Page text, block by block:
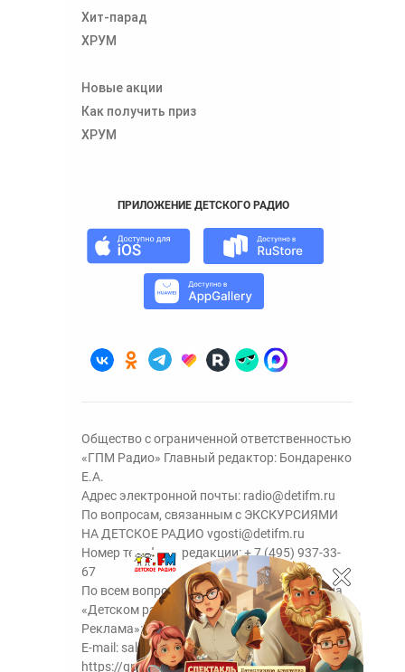
Хит-парад
ХРУМ
Новые акции
Как получить приз
ХРУМ
ПРИЛОЖЕНИЕ ДЕТСКОГО РАДИО
Общество с ограниченной ответственностью
«ГПМ Радио» Главный редактор: Бондаренко
Е.А.
Адрес электронной почты: radio@detifm.ru
По вопросам, связанным с ЭКСКУРСИЯМИ
НА ДЕТСКОЕ РАДИО vgosti@detifm.ru
Номер телефона редакции:+ 7 (495) 937-33-
67
По всем вопросам размещения рекламы на
«Детском радио» - сейлз-хаус «ГПМ
Реклама»:+7 (495) 921-40-41
E-mail: sales@gazprom-media.ru
https://gpmsaleshouse.ru/